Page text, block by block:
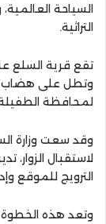
السياحة
التراثية.
تقع قرية السلع
وتطل على هضاب
لمحافظة
وقد سعت وزارة
لاستقبال الزوار،
الترويج للموقع
وتعد هذه الخطوة